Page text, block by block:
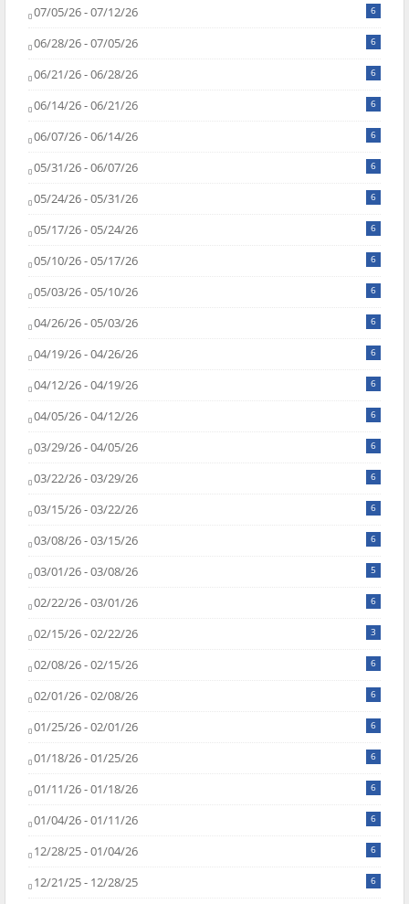
07/05/26 - 07/12/26 6
06/28/26 - 07/05/26 6
06/21/26 - 06/28/26 6
06/14/26 - 06/21/26 6
06/07/26 - 06/14/26 6
05/31/26 - 06/07/26 6
05/24/26 - 05/31/26 6
05/17/26 - 05/24/26 6
05/10/26 - 05/17/26 6
05/03/26 - 05/10/26 6
04/26/26 - 05/03/26 6
04/19/26 - 04/26/26 6
04/12/26 - 04/19/26 6
04/05/26 - 04/12/26 6
03/29/26 - 04/05/26 6
03/22/26 - 03/29/26 6
03/15/26 - 03/22/26 6
03/08/26 - 03/15/26 6
03/01/26 - 03/08/26 5
02/22/26 - 03/01/26 6
02/15/26 - 02/22/26 3
02/08/26 - 02/15/26 6
02/01/26 - 02/08/26 6
01/25/26 - 02/01/26 6
01/18/26 - 01/25/26 6
01/11/26 - 01/18/26 6
01/04/26 - 01/11/26 6
12/28/25 - 01/04/26 6
12/21/25 - 12/28/25 6